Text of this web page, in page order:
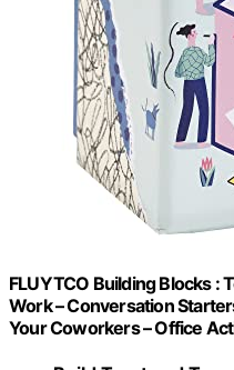
FLUYTCO Building Blocks :
Work – Conversation
Your Coworkers – Office